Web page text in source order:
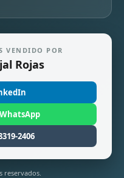
VENDIDO POR
Rojas
2406
reservados.